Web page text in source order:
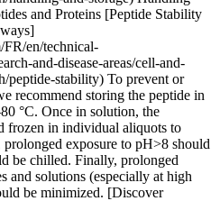
and Proteins [Peptide Stability
en/technical-
and-disease-areas/cell-and-
peptide-stability) To prevent or
recommend storing the peptide in
°C. Once in solution, the
frozen in individual aliquots to
exposure to pH>8 should
be chilled. Finally, prolonged
and solutions (especially at high
be minimized. [Discover